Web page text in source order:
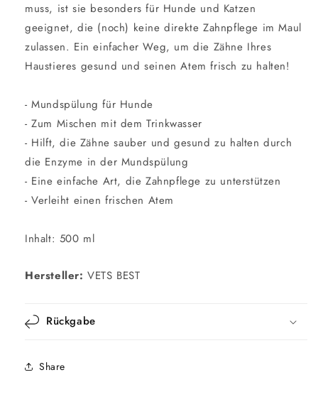
muss, ist sie besonders für Hunde und Katzen
geeignet, die (noch) keine direkte Zahnpflege im Maul
zulassen. Ein einfacher Weg, um die Zähne Ihres
Haustieres gesund und seinen Atem frisch zu halten!
- Mundspülung für Hunde
- Zum Mischen mit dem Trinkwasser
- Hilft, die Zähne sauber und gesund zu halten durch
die Enzyme in der Mundspülung
- Eine einfache Art, die Zahnpflege zu unterstützen
- Verleiht einen frischen Atem
Inhalt: 500 ml
Hersteller:VETS BEST
Rückgabe
Share